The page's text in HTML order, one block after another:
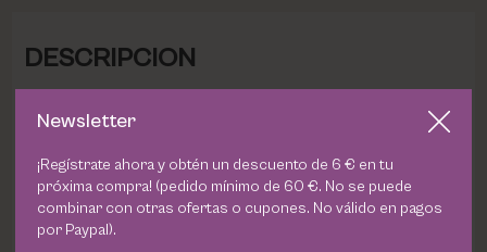
DESCRIPCION
Nuestra brocha
, de pelo sintético
impecable. Su diseño nos brinda una experiencia extra
suave y un difuminado del producto óptimo. Es
sumamente versátil y se adapta tanto a los polvos
Newsletter
¡Regístrate ahora y obtén un descuento de 6 € en tu
próxima compra! (pedido mínimo de 60 €. No se puede
combinar con otras ofertas o cupones. No válido en pagos
por Paypal).